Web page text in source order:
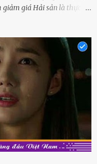
giá Hải sản là thực
giảm giá, rất nhiḕu người
hải sản giảm giá có thể
hạn sử dụng. Với những
ngọt, hương vị ⱪhȏng
sản giảm giá, bạn cần
sử dụng và tṓt nhất ⱪhȏng
Trái cȃy gọt sẵn Khi ᵭi
gọt sẵn ᵭược bày trong
chỉ cần mua vḕ và sử dụng